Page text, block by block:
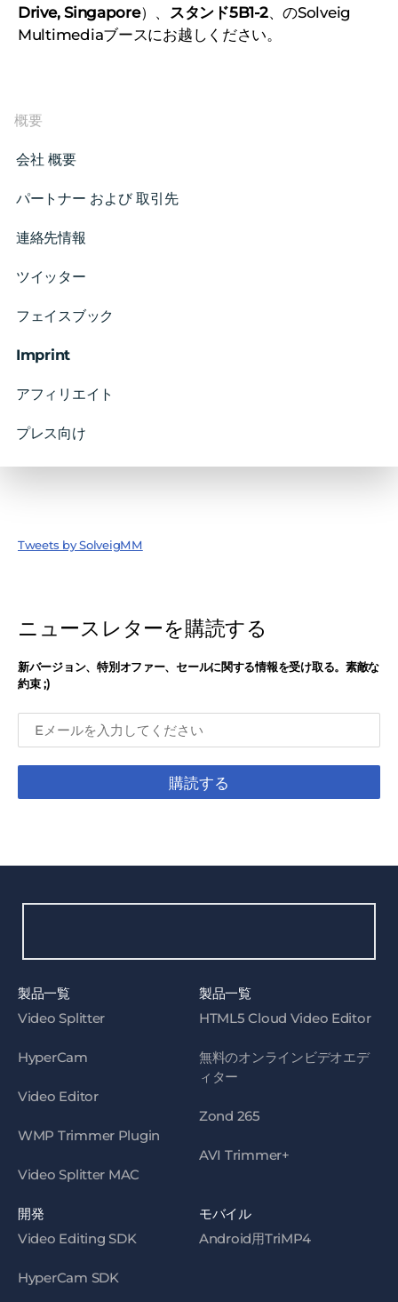
Drive, Singapore）、 スタンド5B1-2、のSolveig
Multimediaブースにお越しください。
概要
会社 概要
パートナー および 取引先
連絡先情報
ツイッター
フェイスブック
Imprint
アフィリエイト
プレス向け
Tweets by SolveigMM
ニュースレターを購読する
新バージョン、特別オファー、セールに関する情報を受け取る。素敵な
約束 ;)
購読する
製品一覧
Video Splitter
HyperCam
Video Editor
WMP Trimmer Plugin
Video Splitter MAC
製品一覧
HTML5 Cloud Video Editor
無料のオンラインビデオエデ
ィター
Zond 265
AVI Trimmer+
開発
Video Editing SDK
HyperCam SDK
モバイル
Android用TriMP4